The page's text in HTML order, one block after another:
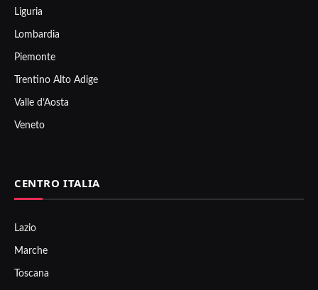
Liguria
Lombardia
Piemonte
Trentino Alto Adige
Valle d’Aosta
Veneto
CENTRO ITALIA
Lazio
Marche
Toscana